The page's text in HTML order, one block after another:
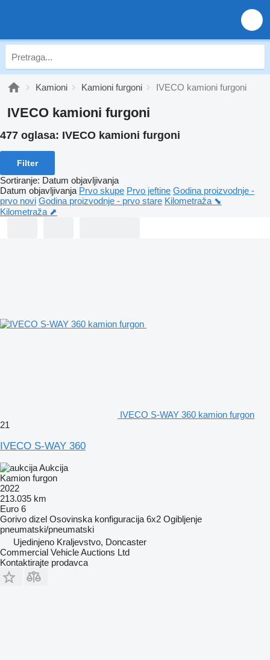
Kamioni Kamioni furgoni IVECO kamioni furgoni
IVECO kamioni furgoni
477 oglasa: IVECO kamioni furgoni
Filter
Sortiranje: Datum objavljivanja
Datum objavljivanja Prvo skupe Prvo jeftine Godina proizvodnje -
prvo novi Godina proizvodnje - prvo stare Kilometraža ⬊
Kilometraža ⬈
IVECO S-WAY 360 kamion furgon
21
IVECO S-WAY 360
Aukcija
Kamion furgon
2022
213.035 km
Euro 6
Gorivo dizel Osovinska konfiguracija 6x2 Ogibljenje
pneumatski/pneumatski
Ujedinjeno Kraljevstvo, Doncaster
Commercial Vehicle Auctions Ltd
Kontaktirajte prodavca